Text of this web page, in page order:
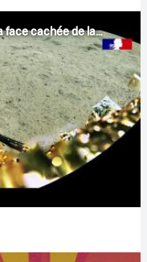
DORN : succès de la mission sur la face cachée de la Lune